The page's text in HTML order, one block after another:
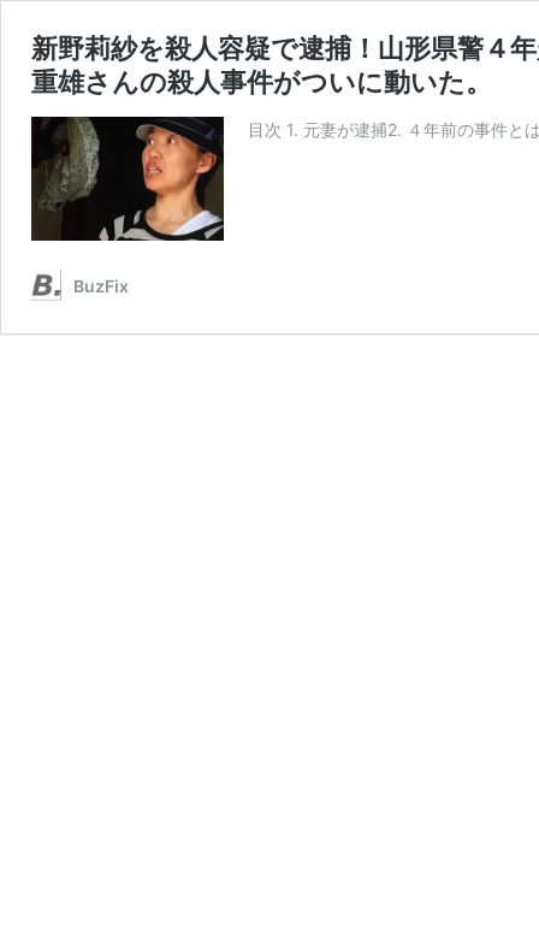
新野莉紗を殺人容疑で逮捕！山形県警４
重雄さんの殺人事件がついに動いた。
目次 1. 元妻が逮捕2. ４年前の事件
BuzFix